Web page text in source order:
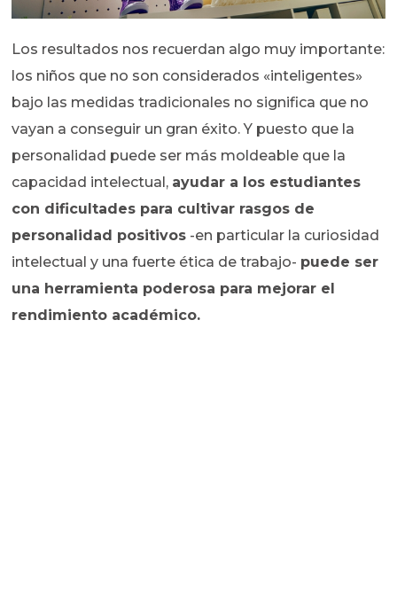
Los resultados nos recuerdan algo muy importante:
los niños que no son considerados «inteligentes»
bajo las medidas tradicionales no significa que no
vayan a conseguir un gran éxito. Y puesto que la
personalidad puede ser más moldeable que la
capacidad intelectual, ayudar a los estudiantes
con dificultades para cultivar rasgos de
personalidad positivos -en particular la curiosidad
intelectual y una fuerte ética de trabajo- puede ser
una herramienta poderosa para mejorar el
rendimiento académico.